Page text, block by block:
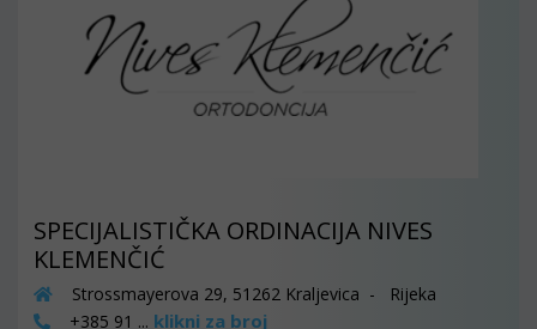
SPECIJALISTIČKA ORDINACIJA NIVES
KLEMENČIĆ
Strossmayerova 29, 51262 Kraljevica - Rijeka
+385 91 ... klikni za broj